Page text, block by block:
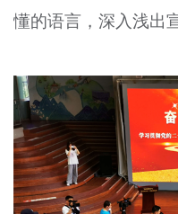
文明评论
宣传思想文化人才
专题
资料库
懂的语言，深入浅出